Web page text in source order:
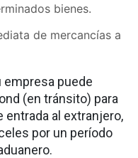
bienes.
de mercancías a
empresa puede
(en tránsito) para
al extranjero,
por un período